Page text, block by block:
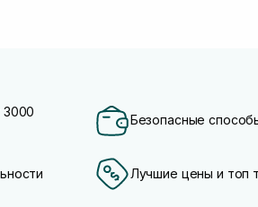
3000
Безопасные
Лучшие цены и топ